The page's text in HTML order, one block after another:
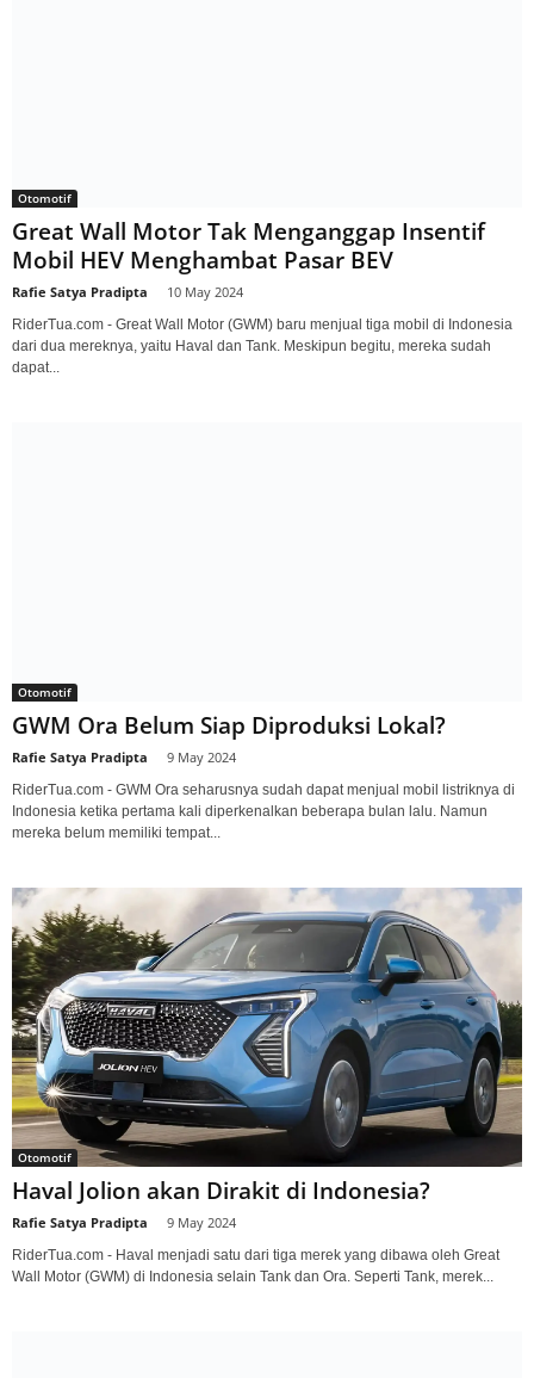
Otomotif
Great Wall Motor Tak Menganggap Insentif
Mobil HEV Menghambat Pasar BEV
Rafie Satya Pradipta 10 May 2024
RiderTua.com - Great Wall Motor (GWM) baru menjual tiga mobil di Indonesia
dari dua mereknya, yaitu Haval dan Tank. Meskipun begitu, mereka sudah
dapat...
Otomotif
GWM Ora Belum Siap Diproduksi Lokal?
Rafie Satya Pradipta 9 May 2024
RiderTua.com - GWM Ora seharusnya sudah dapat menjual mobil listriknya di
Indonesia ketika pertama kali diperkenalkan beberapa bulan lalu. Namun
mereka belum memiliki tempat...
Otomotif
Haval Jolion akan Dirakit di Indonesia?
Rafie Satya Pradipta 9 May 2024
RiderTua.com - Haval menjadi satu dari tiga merek yang dibawa oleh Great
Wall Motor (GWM) di Indonesia selain Tank dan Ora. Seperti Tank, merek...